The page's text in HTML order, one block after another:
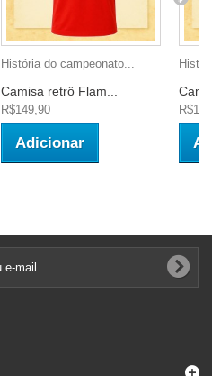
História do campeonato...
Camisa retrô Flam...
R$149,90
Adicionar